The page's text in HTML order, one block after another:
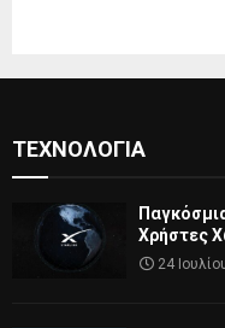
ΤΕΧΝΟΛΟΓΊΑ
Χρήστες
24